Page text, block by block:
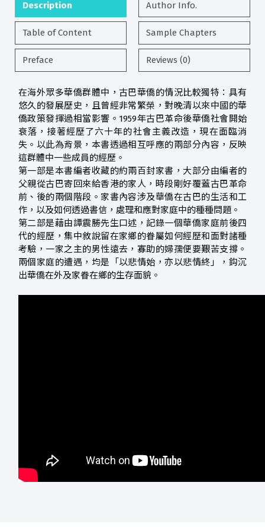
Description Author Info.
Table of Content Sample Chapters
Preface Reviews (0)
在海外眾多華僑群體中，古巴華僑的情況比較獨特：具有
悠久的發展歷史，且曾經非常繁榮，對晚清以來中國的華
僑政策發揮過相當影響。1959年古巴革命後華僑社會開始
衰落，接著經歷了六十年的社會主義改造，現在面臨消
失。以此為背景，本書透過相互呼應的兩部分內容，反映
這群體中一些成員的經歷。
第一部是本書編者收藏的約兩百封家書，大部分由編者的
父親從古巴寄回來給香港的家人，時段剛好覆蓋古巴革命
前、後的兩個階段。家書內容涉及華僑在古巴的生活和工
作，以及如何透過書信，處理和應對家庭中的種種問題。
第二部是藉由譚震勝先生口述，記錄一個華僑家庭前後四
代的經歷，集中敘說留在家鄉的眷屬如何經歷和面對諸種
考驗，一家之主的男性遠去，寡助的婦孺便要艱苦支撐。
兩個家庭的遭遇，均是「以悲情始，亦以悲情終」，鈎沉
出華僑在外及家眷在鄉的生存面貌。